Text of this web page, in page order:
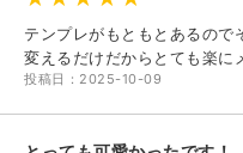
テンプレがもともとあるので
変えるだけだからとても楽に
投稿日：2025-10-09